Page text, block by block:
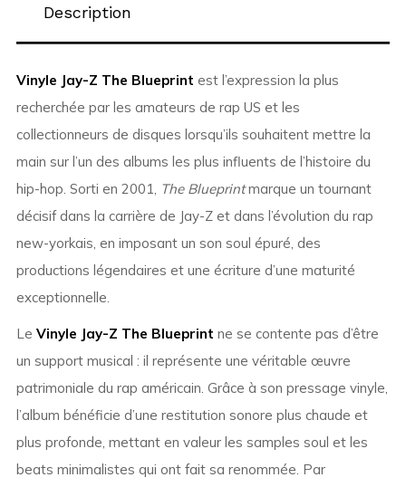
Description
Vinyle Jay-Z The Blueprint est l’expression la plus
recherchée par les amateurs de rap US et les
collectionneurs de disques lorsqu’ils souhaitent mettre la
main sur l’un des albums les plus influents de l’histoire du
hip-hop. Sorti en 2001, The Blueprintmarque un tournant
décisif dans la carrière de Jay-Z et dans l’évolution du rap
new-yorkais, en imposant un son soul épuré, des
productions légendaires et une écriture d’une maturité
exceptionnelle.
Le Vinyle Jay-Z The Blueprint ne se contente pas d’être
un support musical : il représente une véritable œuvre
patrimoniale du rap américain. Grâce à son pressage vinyle,
l’album bénéficie d’une restitution sonore plus chaude et
plus profonde, mettant en valeur les samples soul et les
beats minimalistes qui ont fait sa renommée. Par